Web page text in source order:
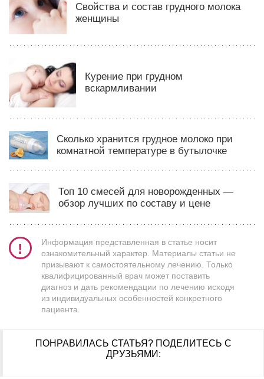
Свойства и состав грудного молока
женщины
Курение при грудном
вскармливании
Сколько хранится грудное молоко при
комнатной температуре в бутылочке
Топ 10 смесей для новорожденных —
обзор лучших по составу и цене
Информация представленная в статье носит
ознакомительный характер. Материалы статьи не
призывают к самостоятельному лечению. Только
квалифицированный врач может поставить
диагноз и дать рекомендации по лечению исходя
из индивидуальных особенностей конкретного
пациента.
ПОНРАВИЛАСЬ СТАТЬЯ? ПОДЕЛИТЕСЬ С
ДРУЗЬЯМИ: